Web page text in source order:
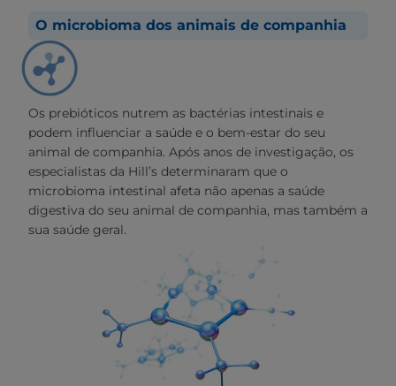
O microbioma dos animais de companhia
Os prebióticos nutrem as bactérias intestinais e
podem influenciar a saúde e o bem-estar do seu
animal de companhia. Após anos de investigação, os
especialistas da Hill’s determinaram que o
microbioma intestinal afeta não apenas a saúde
digestiva do seu animal de companhia, mas também a
sua saúde geral.